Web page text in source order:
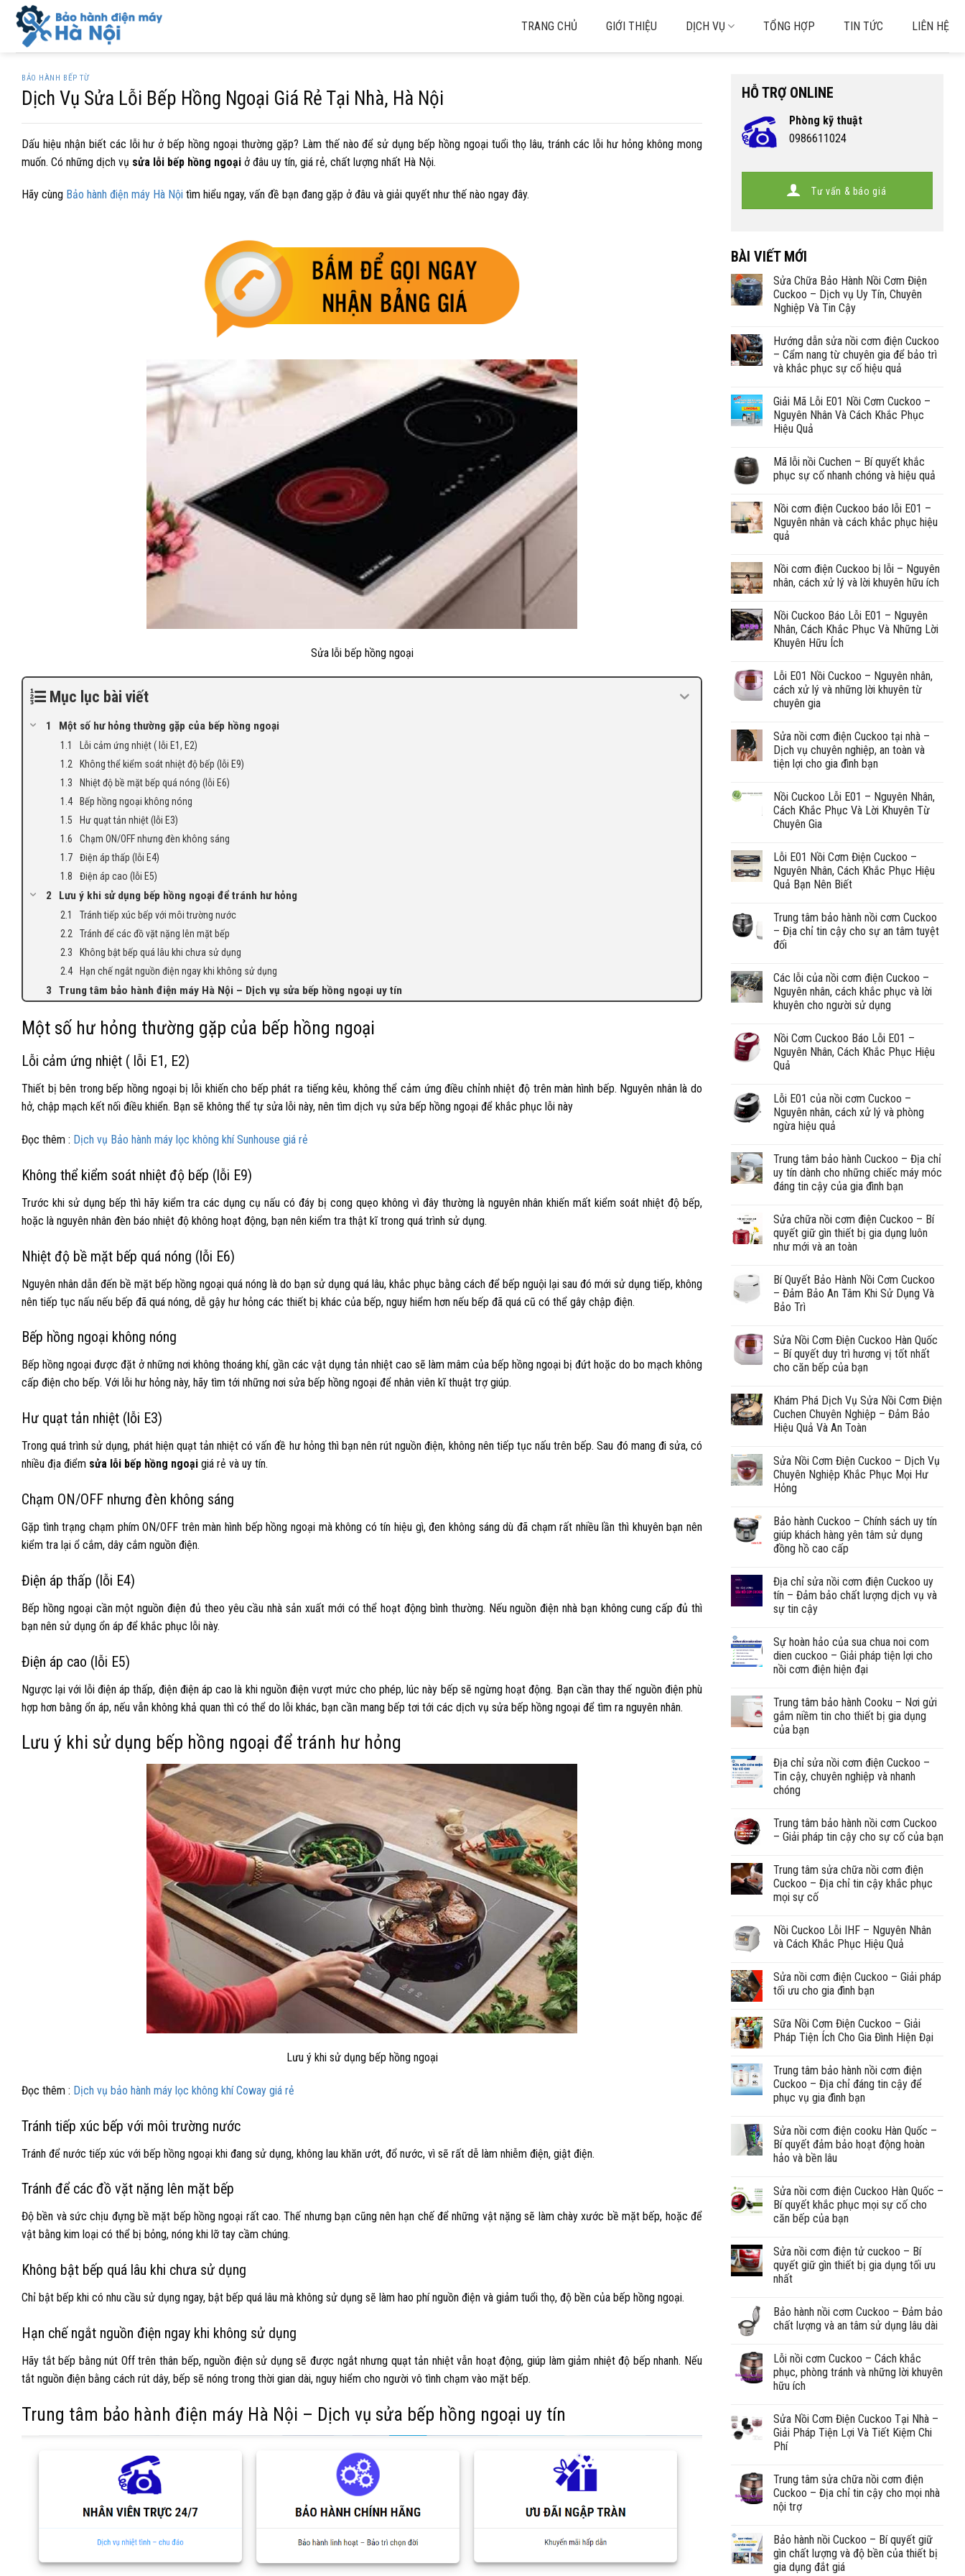
Skip
content
TRANG CHỦ GIỚI THIỆU DỊCH VỤ TỔNG HỢP TIN TỨC LIÊN HỆ
BẢO HÀNH BẾP TỪ
Dịch Vụ Sửa Lỗi Bếp Hồng Ngoại Giá Rẻ Tại Nhà, Hà Nội
Dấu hiệu nhận biết các lỗi hư ở bếp hồng ngoại thường gặp? Làm thế nào để sử dụng bếp hồng ngoại tuổi thọ lâu, tránh các lỗi hư hỏng không mong
muốn. Có những dịch vụ sửa lỗi bếp hồng ngoại ở đâu uy tín, giá rẻ, chất lượng nhất Hà Nội.
Hãy cùng Bảo hành điện máy Hà Nội tìm hiểu ngay, vấn đề bạn đang gặp ở đâu và giải quyết như thế nào ngay đây.
Sửa lỗi bếp hồng ngoại
Mục lục bài viết
Một số hư hỏng thường gặp của bếp hồng ngoại
Lỗi cảm ứng nhiệt ( lỗi E1, E2)
Không thể kiểm soát nhiệt độ bếp (lỗi E9)
Nhiệt độ bề mặt bếp quá nóng (lỗi E6)
Bếp hồng ngoại không nóng
Hư quạt tản nhiệt (lỗi E3)
Chạm ON/OFF nhưng đèn không sáng
Điện áp thấp (lỗi E4)
Điện áp cao (lỗi E5)
Lưu ý khi sử dụng bếp hồng ngoại để tránh hư hỏng
Tránh tiếp xúc bếp với môi trường nước
Tránh để các đồ vặt nặng lên mặt bếp
Không bật bếp quá lâu khi chưa sử dụng
Hạn chế ngắt nguồn điện ngay khi không sử dụng
Trung tâm bảo hành điện máy Hà Nội – Dịch vụ sửa bếp hồng ngoại uy tín
Một số hư hỏng thường gặp của bếp hồng ngoại
Lỗi cảm ứng nhiệt ( lỗi E1, E2)
Thiết bị bên trong bếp hồng ngoại bị lỗi khiến cho bếp phát ra tiếng kêu, không thể cảm ứng điều chỉnh nhiệt độ trên màn hình bếp. Nguyên nhân là do
hở, chập mạch kết nối điều khiển. Bạn sẽ không thể tự sửa lỗi này, nên tìm dịch vụ sửa bếp hồng ngoại để khắc phục lỗi này
Đọc thêm : Dịch vụ Bảo hành máy lọc không khí Sunhouse giá rẻ
Không thể kiểm soát nhiệt độ bếp (lỗi E9)
Trước khi sử dụng bếp thì hãy kiểm tra các dụng cụ nấu có đáy bị cong quẹo không vì đây thường là nguyên nhân khiến mất kiểm soát nhiệt độ bếp,
hoặc là nguyên nhân đèn báo nhiệt độ không hoạt động, bạn nên kiểm tra thật kĩ trong quá trình sử dụng.
Nhiệt độ bề mặt bếp quá nóng (lỗi E6)
Nguyên nhân dẫn đến bề mặt bếp hồng ngoại quá nóng là do bạn sử dụng quá lâu, khắc phục bằng cách để bếp nguội lại sau đó mới sử dụng tiếp, không
nên tiếp tục nấu nếu bếp đã quá nóng, dễ gậy hư hỏng các thiết bị khác của bếp, nguy hiểm hơn nếu bếp đã quá cũ có thể gây chập điện.
Bếp hồng ngoại không nóng
Bếp hồng ngoại được đặt ở những nơi không thoáng khí, gần các vật dụng tản nhiệt cao sẽ làm mâm của bếp hồng ngoại bị đứt hoặc do bo mạch không
cấp điện cho bếp. Với lỗi hư hỏng này, hãy tìm tới những nơi sửa bếp hồng ngoại để nhân viên kĩ thuật trợ giúp.
Hư quạt tản nhiệt (lỗi E3)
Trong quá trình sử dụng, phát hiện quạt tản nhiệt có vấn đề hư hỏng thì bạn nên rút nguồn điện, không nên tiếp tục nấu trên bếp. Sau đó mang đi sửa, có
nhiều địa điểm sửa lỗi bếp hồng ngoại giá rẻ và uy tín.
Chạm ON/OFF nhưng đèn không sáng
Gặp tình trạng chạm phím ON/OFF trên màn hình bếp hồng ngoại mà không có tín hiệu gì, đen không sáng dù đã chạm rất nhiều lần thì khuyên bạn nên
kiểm tra lại ổ cắm, dây cắm nguồn điện.
Điện áp thấp (lỗi E4)
Bếp hồng ngoại cần một nguồn điện đủ theo yêu cầu nhà sản xuất mới có thể hoạt động bình thường. Nếu nguồn điện nhà bạn không cung cấp đủ thì
bạn nên sử dụng ổn áp để khắc phục lỗi này.
Điện áp cao (lỗi E5)
Ngược lại với lỗi điện áp thấp, điện điện áp cao là khi nguồn điện vượt mức cho phép, lúc này bếp sẽ ngừng hoạt động. Bạn cần thay thế nguồn điện phù
hợp hơn bằng ổn áp, nếu vẫn không khả quan thì có thể do lỗi khác, bạn cần mang bếp tơi tới các dịch vụ sửa bếp hồng ngoại để tìm ra nguyên nhân.
Lưu ý khi sử dụng bếp hồng ngoại để tránh hư hỏng
Lưu ý khi sử dụng bếp hồng ngoại
Đọc thêm : Dịch vụ bảo hành máy lọc không khí Coway giá rẻ
Tránh tiếp xúc bếp với môi trường nước
Tránh để nước tiếp xúc với bếp hồng ngoại khi đang sử dụng, không lau khăn ướt, đổ nước, vì sẽ rất dễ làm nhiễm điện, giật điện.
Tránh để các đồ vặt nặng lên mặt bếp
Độ bền và sức chịu đựng bề mặt bếp hồng ngoại rất cao. Thế nhưng bạn cũng nên hạn chế để những vật nặng sẽ làm chày xước bề mặt bếp, hoặc để
vật bằng kim loại có thể bị bỏng, nóng khi lỡ tay cầm chúng.
Không bật bếp quá lâu khi chưa sử dụng
Chỉ bật bếp khi có nhu cầu sử dụng ngay, bật bếp quá lâu mà không sử dụng sẽ làm hao phí nguồn điện và giảm tuổi thọ, độ bền của bếp hồng ngoại.
Hạn chế ngắt nguồn điện ngay khi không sử dụng
Hãy tắt bếp bằng nút Off trên thân bếp, nguồn điện sử dụng sẽ được ngắt nhưng quạt tản nhiệt vẫn hoạt động, giúp làm giảm nhiệt độ bếp nhanh. Nếu
tắt nguồn điện bằng cách rút dây, bếp sẽ nóng trong thời gian dài, nguy hiểm cho người vô tình chạm vào mặt bếp.
Trung tâm bảo hành điện máy Hà Nội – Dịch vụ sửa bếp hồng ngoại uy tín
HỖ TRỢ ONLINE
Phòng kỹ thuật
0986611024
Tư vấn & báo giá
BÀI VIẾT MỚI
Sửa Chữa Bảo Hành Nồi Cơm Điện
Cuckoo – Dịch vụ Uy Tín, Chuyên
Nghiệp Và Tin Cậy
Hướng dẫn sửa nồi cơm điện Cuckoo
– Cẩm nang từ chuyên gia để bảo trì
và khắc phục sự cố hiệu quả
Giải Mã Lỗi E01 Nồi Cơm Cuckoo –
Nguyên Nhân Và Cách Khắc Phục
Hiệu Quả
Mã lỗi nồi Cuchen – Bí quyết khắc
phục sự cố nhanh chóng và hiệu quả
Nồi cơm điện Cuckoo báo lỗi E01 –
Nguyên nhân và cách khắc phục hiệu
quả
Nồi cơm điện Cuckoo bị lỗi – Nguyên
nhân, cách xử lý và lời khuyên hữu ích
Nồi Cuckoo Báo Lỗi E01 – Nguyên
Nhân, Cách Khắc Phục Và Những Lời
Khuyên Hữu Ích
Lỗi E01 Nồi Cuckoo – Nguyên nhân,
cách xử lý và những lời khuyên từ
chuyên gia
Sửa nồi cơm điện Cuckoo tại nhà –
Dịch vụ chuyên nghiệp, an toàn và
tiện lợi cho gia đình bạn
Nồi Cuckoo Lỗi E01 – Nguyên Nhân,
Cách Khắc Phục Và Lời Khuyên Từ
Chuyên Gia
Lỗi E01 Nồi Cơm Điện Cuckoo –
Nguyên Nhân, Cách Khắc Phục Hiệu
Quả Bạn Nên Biết
Trung tâm bảo hành nồi cơm Cuckoo
– Địa chỉ tin cậy cho sự an tâm tuyệt
đối
Các lỗi của nồi cơm điện Cuckoo –
Nguyên nhân, cách khắc phục và lời
khuyên cho người sử dụng
Nồi Cơm Cuckoo Báo Lỗi E01 –
Nguyên Nhân, Cách Khắc Phục Hiệu
Quả
Lỗi E01 của nồi cơm Cuckoo –
Nguyên nhân, cách xử lý và phòng
ngừa hiệu quả
Trung tâm bảo hành Cuckoo – Địa chỉ
uy tín dành cho những chiếc máy móc
đáng tin cậy của gia đình bạn
Sửa chữa nồi cơm điện Cuckoo – Bí
quyết giữ gìn thiết bị gia dụng luôn
như mới và an toàn
Bí Quyết Bảo Hành Nồi Cơm Cuckoo
– Đảm Bảo An Tâm Khi Sử Dụng Và
Bảo Trì
Sửa Nồi Cơm Điện Cuckoo Hàn Quốc
– Bí quyết duy trì hương vị tốt nhất
cho căn bếp của bạn
Khám Phá Dịch Vụ Sửa Nồi Cơm Điện
Cuchen Chuyên Nghiệp – Đảm Bảo
Hiệu Quả Và An Toàn
Sửa Nồi Cơm Điện Cuckoo – Dịch Vụ
Chuyên Nghiệp Khắc Phục Mọi Hư
Hỏng
Bảo hành Cuckoo – Chính sách uy tín
giúp khách hàng yên tâm sử dụng
đồng hồ cao cấp
Địa chỉ sửa nồi cơm điện Cuckoo uy
tín – Đảm bảo chất lượng dịch vụ và
sự tin cậy
Sự hoàn hảo của sua chua noi com
dien cuckoo – Giải pháp tiện lợi cho
nồi cơm điện hiện đại
Trung tâm bảo hành Cooku – Nơi gửi
gắm niềm tin cho thiết bị gia dụng
của bạn
Địa chỉ sửa nồi cơm điện Cuckoo –
Tin cậy, chuyên nghiệp và nhanh
chóng
Trung tâm bảo hành nồi cơm Cuckoo
– Giải pháp tin cậy cho sự cố của bạn
Trung tâm sửa chữa nồi cơm điện
Cuckoo – Địa chỉ tin cậy khắc phục
mọi sự cố
Nồi Cuckoo Lỗi IHF – Nguyên Nhân
và Cách Khắc Phục Hiệu Quả
Sửa nồi cơm điện Cuckoo – Giải pháp
tối ưu cho gia đình bạn
Sữa Nồi Cơm Điện Cuckoo – Giải
Pháp Tiện Ích Cho Gia Đình Hiện Đại
Trung tâm bảo hành nồi cơm điện
Cuckoo – Địa chỉ đáng tin cậy để
phục vụ gia đình bạn
Sửa nồi cơm điện cooku Hàn Quốc –
Bí quyết đảm bảo hoạt động hoàn
hảo và bền lâu
Sửa nồi cơm điện Cuckoo Hàn Quốc –
Bí quyết khắc phục mọi sự cố cho
căn bếp của bạn
Sửa nồi cơm điện tử cuckoo – Bí
quyết giữ gìn thiết bị gia dụng tối ưu
nhất
Bảo hành nồi cơm Cuckoo – Đảm bảo
chất lượng và an tâm sử dụng lâu dài
Lỗi nồi cơm Cuckoo – Cách khắc
phục, phòng tránh và những lời khuyên
hữu ích
Sửa Nồi Cơm Điện Cuckoo Tại Nhà –
Giải Pháp Tiện Lợi Và Tiết Kiệm Chi
Phí
Trung tâm sửa chữa nồi cơm điện
Cuckoo – Địa chỉ tin cậy cho mọi nhà
nội trợ
Bảo hành nồi Cuckoo – Bí quyết giữ
gìn chất lượng và độ bền của thiết bị
gia dụng đắt giá